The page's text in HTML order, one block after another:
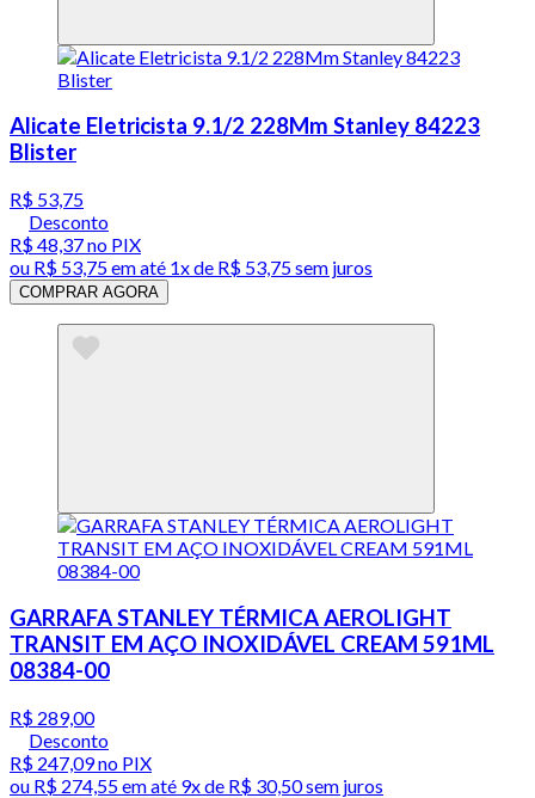
Alicate Eletricista 9.1/2 228Mm Stanley 84223
Blister
R$ 53,75
Desconto
R$ 48,37no PIX
ou R$ 53,75em até 1x de R$ 53,75sem juros
COMPRAR AGORA
GARRAFA STANLEY TÉRMICA AEROLIGHT
TRANSIT EM AÇO INOXIDÁVEL CREAM 591ML
08384-00
R$ 289,00
Desconto
R$ 247,09no PIX
ou R$ 274,55em até 9x de R$ 30,50 sem juros